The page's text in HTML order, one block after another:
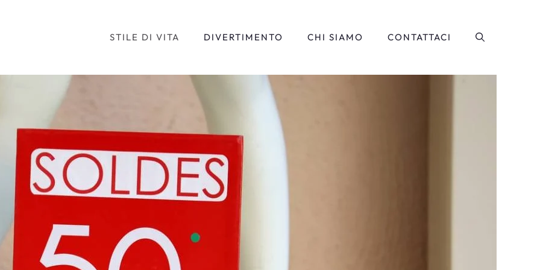
STILE DI VITA DIVERTIMENTO CHI SIAMO CONTATTACI